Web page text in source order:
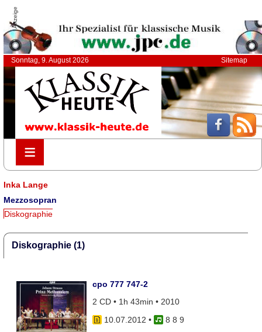
Anzeige
Sonntag, 9. August 2026 Sitemap
≡
≡
Inka Lange
Mezzosopran
Diskographie
Diskographie (1)
cpo 777 747-2
2 CD • 1h 43min • 2010
10.07.2012 •
8 8 9